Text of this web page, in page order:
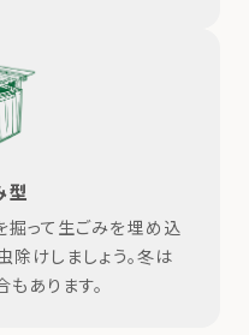
型
掘って生ごみを埋め込
除けしましょう。冬は
あります。